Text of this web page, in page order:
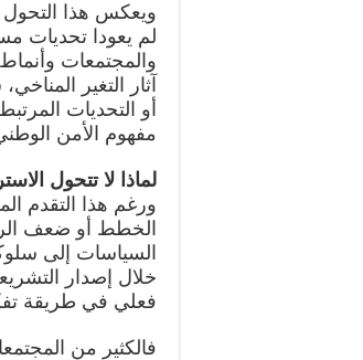
ويعكس هذا التحول
لم يعودا تحديات
والمجتمعات
آثار التغير
أو التحديات
مفهوم الأمن
لماذا لا تتحول
ورغم هذا التقدم
الخطط أو ضعف
السياسات إلى
خلال إصدار
فعلي في طريقة
فالكثير من